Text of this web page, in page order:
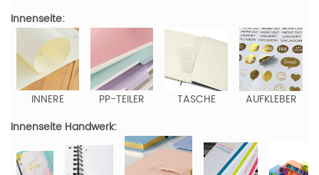
Innenseite:
INNERE PP-TEILER TASCHE
AUFKLEBER
Innenseite Handwerk: